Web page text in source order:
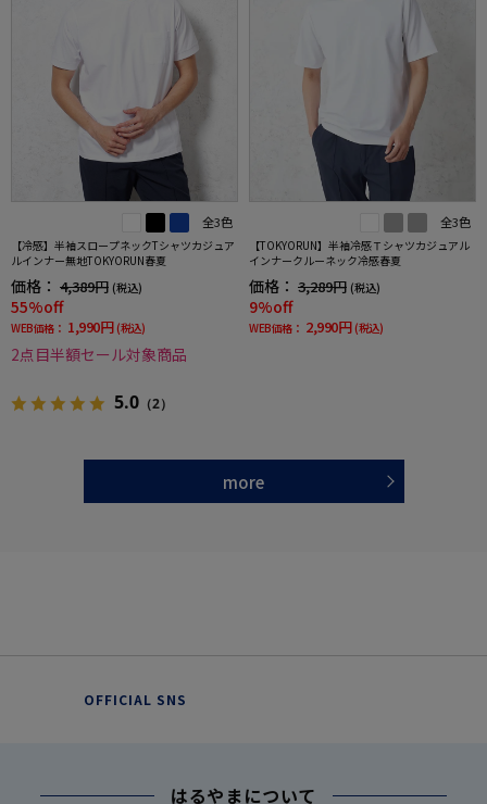
全3色
【冷感】半袖スロープネックTシャツカジュア
ルインナー無地TOKYORUN春夏
価格： 4,389円 (税込)
55%off
WEB価格： 1,990円 (税込)
2点目半額セール対象商品
5.0 （2）
全3色
【TOKYORUN】半袖冷感Ｔシャツカジュアル
インナークルーネック冷感春夏
価格： 3,289円 (税込)
9%off
WEB価格： 2,990円 (税込)
more
OFFICIAL SNS
はるやまについて